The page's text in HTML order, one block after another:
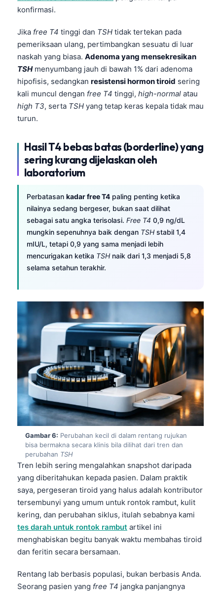
konfirmasi.
Jika free T4 tinggi dan TSH tidak tertekan pada
pemeriksaan ulang, pertimbangkan sesuatu di luar
naskah yang biasa. Adenoma yang mensekresikan
TSHmenyumbang jauh di bawah 1% dari adenoma
hipofisis, sedangkan resistensi hormon tiroid sering
kali muncul dengan free T4 tinggi, high-normal atau
high T3, serta TSH yang tetap keras kepala tidak mau
turun.
Hasil T4 bebas batas (borderline) yang
sering kurang dijelaskan oleh
laboratorium
Perbatasan kadar free T4 paling penting ketika
nilainya sedang bergeser, bukan saat dilihat
sebagai satu angka terisolasi. Free T4 0,9 ng/dL
mungkin sepenuhnya baik dengan TSH stabil 1,4
mIU/L, tetapi 0,9 yang sama menjadi lebih
mencurigakan ketika TSH naik dari 1,3 menjadi 5,8
selama setahun terakhir.
Gambar 6: Perubahan kecil di dalam rentang rujukan
bisa bermakna secara klinis bila dilihat dari tren dan
perubahan TSH
Tren lebih sering mengalahkan snapshot daripada
yang diberitahukan kepada pasien. Dalam praktik
saya, pergeseran tiroid yang halus adalah kontributor
tersembunyi yang umum untuk rontok rambut, kulit
kering, dan perubahan siklus, itulah sebabnya kami
tes darah untuk rontok rambut artikel ini
menghabiskan begitu banyak waktu membahas tiroid
dan feritin secara bersamaan.
Rentang lab berbasis populasi, bukan berbasis Anda.
Seorang pasien yang free T4 jangka panjangnya
हिन्दी
Հայերեն
Íslenska
Српски језик
Bosanski
Azərbaycan dili
Eesti
日本語
Čeština
ქართული
Русский
Lietuvių kalba
Polski
한국어
Slovenščina
Magyar
मराठी
తెలుగు
தமிழ்
ગુજરાતી
ಕನ್ನಡ
Bahasa Melayu
Tiếng Việt
ဗမာစာ
ភាសាខ្មែរ
Kiswahili
አማርኛ
Українська